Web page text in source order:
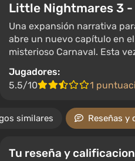
Little Nightmares 3 -
Una expansión narrativa
abre un nuevo capítulo en
misterioso Carnaval. Esta
Jugadores:
5.5/10
1
similares Reseñas y
Tu reseña y